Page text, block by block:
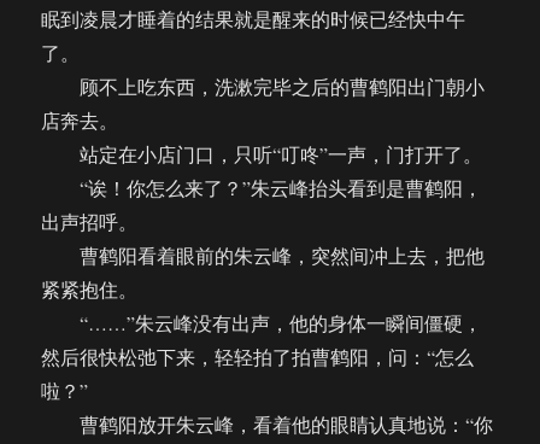
眠到凌晨才睡着的结果就是醒来的时候已经快中午
了。
顾不上吃东西，洗漱完毕之后的曹鹤阳出门朝小
店奔去。
站定在小店门口，只听“叮咚”一声，门打开了。
“诶！你怎么来了？”朱云峰抬头看到是曹鹤阳，
出声招呼。
曹鹤阳看着眼前的朱云峰，突然间冲上去，把他
紧紧抱住。
“……”朱云峰没有出声，他的身体一瞬间僵硬，
然后很快松弛下来，轻轻拍了拍曹鹤阳，问：“怎么
啦？”
曹鹤阳放开朱云峰，看着他的眼睛认真地说：“你